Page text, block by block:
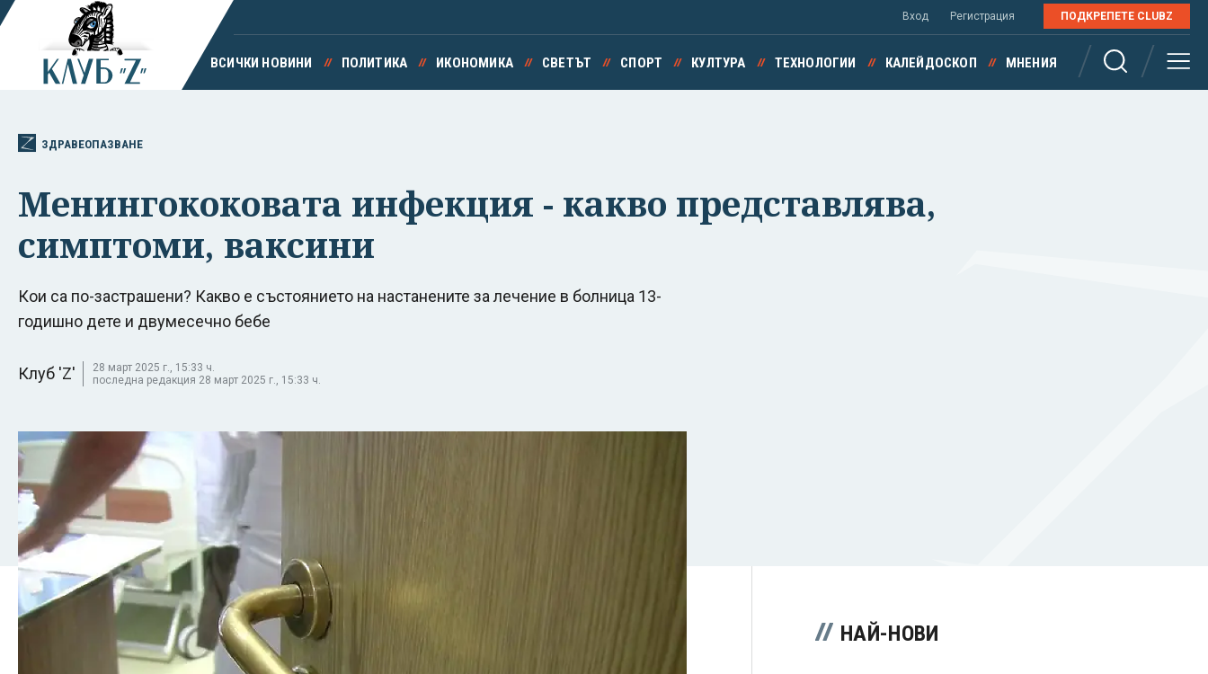
Вход Регистрация ПОДКРЕПЕТЕ CLUBZ
ВСИЧКИ НОВИНИ ПОЛИТИКА ИКОНОМИКА СВЕТЪТ СПОРТ КУЛТУРА ТЕХНОЛОГИИ КАЛЕЙДОСКОП МНЕНИЯ
ЗДРАВЕОПАЗВАНЕ
Менингококовата инфекция - какво представлява,
симптоми, ваксини
Кои са по-застрашени? Какво е състоянието на настанените за лечение в болница 13-
годишно дете и двумесечно бебе
Клуб 'Z'
28 март 2025 г., 15:33 ч.
последна редакция 28 март 2025 г., 15:33 ч.
НАЙ-НОВИ